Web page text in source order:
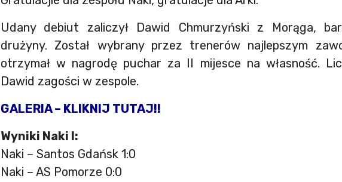
Udany debiut zaliczył Dawid Chmurzyński z Morąga,
drużyny. Został wybrany przez trenerów najlepszym
otrzymał w nagrodę puchar za II mijesce na własność.
Dawid zagości w zespole.
GALERIA – KLIKNIJ TUTAJ!!
Wyniki Naki I:
Naki – Santos Gdańsk 1:0
Naki – AS Pomorze 0:0